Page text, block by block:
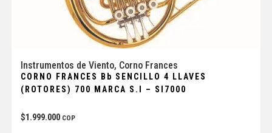
Instrumentos de Viento, Corno Frances
CORNO FRANCES Bb SENCILLO 4 LLAVES
(ROTORES) 700 MARCA S.I – SI7000
$1.999.000 COP